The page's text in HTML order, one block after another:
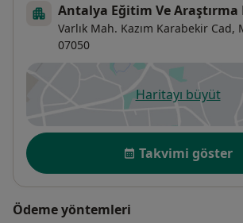
Antalya Eğitim Ve Araştırma
Varlık Mah. Kazım Karabekir Cad,
07050
Haritayı büyüt
yeni bir
Uygunluk
Takvimi göster
Ödeme yöntemleri